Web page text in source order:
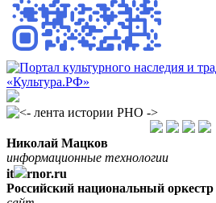
Николай Мацков
информационные технологии
it
rnor.ru
Российский национальный оркестр